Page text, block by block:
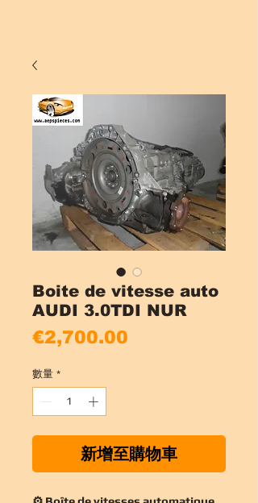
Boite de vitesse auto
AUDI 3.0TDI NUR
€2,700.00
數量 *
新增至購物車